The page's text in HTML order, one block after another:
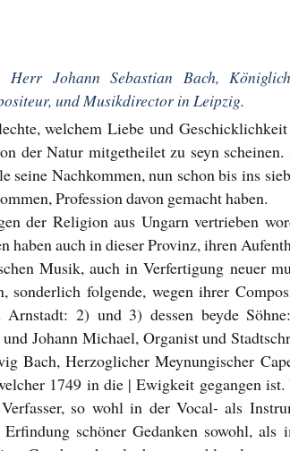
Johann Sebastian Bach,
und Musikdirector in Leipzig.
welchem Liebe und
der Natur mitgetheilet zu seyn
seine Nachkommen, nun schon bis ins
Profession davon gemacht haben.
der Religion aus Ungarn vertrieben
haben auch in dieser Provinz, ihren
Musik, auch in Verfertigung neuer
sonderlich folgende, wegen ihrer
2) und 3) dessen beyde
Johann Michael, Organist und
Bach, Herzoglicher Meynungischer
1749 in die | Ewigkeit gegangen
so wohl in der Vocal- als
schöner Gedanken sowohl,